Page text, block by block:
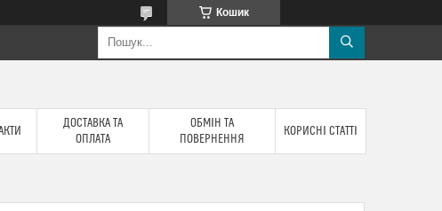
Кошик
ДОСТАВКА ТА
ОПЛАТА
ОБМІН ТА
ПОВЕРНЕННЯ
КОРИСНІ СТАТТІ